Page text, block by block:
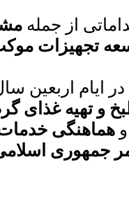
از جمله
تجهیزات
و تهیه غذای
هماهنگی
جمهوری